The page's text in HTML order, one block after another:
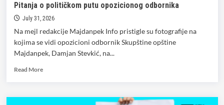
Pitanja o političkom putu opozicionog odbornika
July 31, 2026
Na mejl redakcije Majdanpek Info pristigle su fotografije na
kojima se vidi opozicioni odbornik Skupštine opštine
Majdanpek, Damjan Stevkić, na...
Read MoreRead
Na